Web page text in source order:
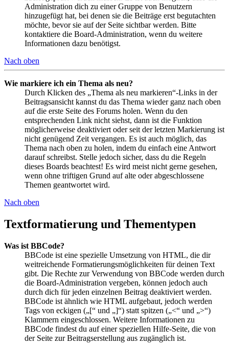
Administration dich zu einer Gruppe von Benutzern
hinzugefügt hat, bei denen sie die Beiträge erst begutachten
möchte, bevor sie auf der Seite sichtbar werden. Bitte
kontaktiere die Board-Administration, wenn du weitere
Informationen dazu benötigst.
Nach oben
Wie markiere ich ein Thema als neu?
Durch Klicken des „Thema als neu markieren“-Links in der
Beitragsansicht kannst du das Thema wieder ganz nach oben
auf die erste Seite des Forums holen. Wenn du den
entsprechenden Link nicht siehst, dann ist die Funktion
möglicherweise deaktiviert oder seit der letzten Markierung ist
nicht genügend Zeit vergangen. Es ist auch möglich, das
Thema nach oben zu holen, indem du einfach eine Antwort
darauf schreibst. Stelle jedoch sicher, dass du die Regeln
dieses Boards beachtest! Es wird meist nicht gerne gesehen,
wenn ohne triftigen Grund auf alte oder abgeschlossene
Themen geantwortet wird.
Nach oben
Textformatierung und Thementypen
Was ist BBCode?
BBCode ist eine spezielle Umsetzung von HTML, die dir
weitreichende Formatierungsmöglichkeiten für deinen Text
gibt. Die Rechte zur Verwendung von BBCode werden durch
die Board-Administration vergeben, können jedoch auch
durch dich für jeden einzelnen Beitrag deaktiviert werden.
BBCode ist ähnlich wie HTML aufgebaut, jedoch werden
Tags von eckigen („[“ und „]“) statt spitzen („<“ und „>“)
Klammern eingeschlossen. Weitere Informationen zu
BBCode findest du auf einer speziellen Hilfe-Seite, die von
der Seite zur Beitragserstellung aus zugänglich ist.